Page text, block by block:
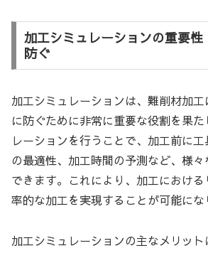
加工シミュレーションの重要性
防ぐ
加工シミュレーションは、難削材加
に防ぐために非常に重要な役割を果
レーションを行うことで、加工前に
の最適性、加工時間の予測など、様
できます。これにより、加工におけ
率的な加工を実現することが可能にな
加工シミュレーションの主なメリット